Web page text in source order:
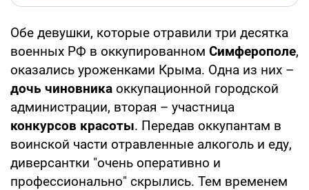
Обе девушки, которые отравили три десятка
военных РФ в оккупированном Симферополе,
оказались уроженками Крыма. Одна из них –
дочь чиновника оккупационной городской
администрации, вторая – участница
конкурсов красоты. Передав оккупантам в
воинской части отравленные алкоголь и еду,
диверсантки "очень оперативно и
профессионально" скрылись. Тем временем